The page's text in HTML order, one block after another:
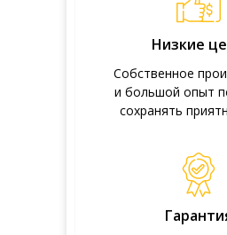
Низкие
Собственное
и большой опыт
сохранять